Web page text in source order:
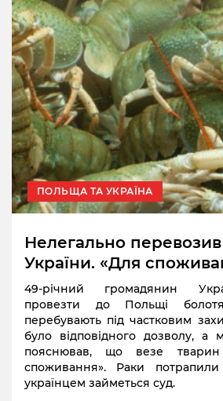
ПОЛЬЩА ТА УКРАЇНА
Нелегально перевозив
України. «Для
49-річний громадянин
провезти до Польщі
перебувають під частковим
було відповідного дозволу, а
пояснював, що везе
споживання». Раки
українцем займеться суд.